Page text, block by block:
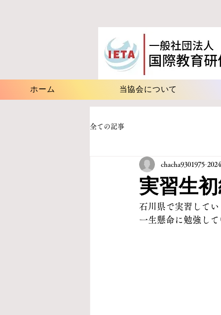
ホーム 当協会について
全ての記事
実習生
chacha9301975
石川県で実習して
一生懸命に勉強し